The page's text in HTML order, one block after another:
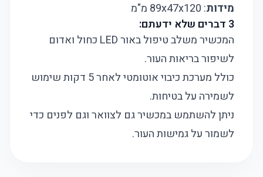
מידות: 89x47x120 מ"מ
3 דברים שלא ידעתם:
המכשיר משלב טיפול באור LED כחול ואדום
לשיפור בריאות העור.
כולל מערכת כיבוי אוטומטי לאחר 5 דקות שימוש
לשמירה על בטיחות.
ניתן להשתמש במכשיר גם לצוואר וגם לפנים כדי
לשמור על גמישות העור.